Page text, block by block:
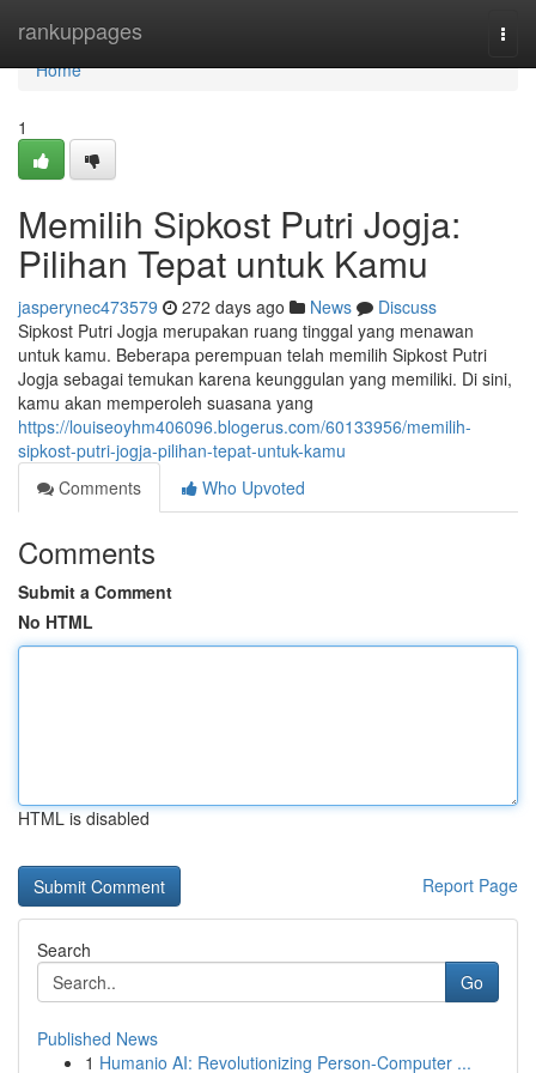
rankuppages
Home
Home
1
Memilih Sipkost Putri Jogja:
Pilihan Tepat untuk Kamu
jasperynec473579 272 days ago News
Discuss
Sipkost Putri Jogja merupakan ruang tinggal yang menawan
untuk kamu. Beberapa perempuan telah memilih Sipkost Putri
Jogja sebagai temukan karena keunggulan yang memiliki. Di sini,
kamu akan memperoleh suasana yang
https://louiseoyhm406096.blogerus.com/60133956/memilih-
sipkost-putri-jogja-pilihan-tepat-untuk-kamu
Comments
Who Upvoted
Comments
Submit a Comment
No HTML
HTML is disabled
Report Page
Search
Go
Published News
1 Humanio AI: Revolutionizing Person-Computer ...